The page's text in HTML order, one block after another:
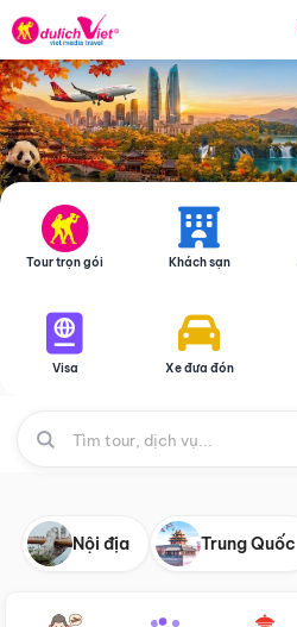
Tour trọn gói Khách sạn
Visa Xe đưa đón
Nội địa Trung Quốc